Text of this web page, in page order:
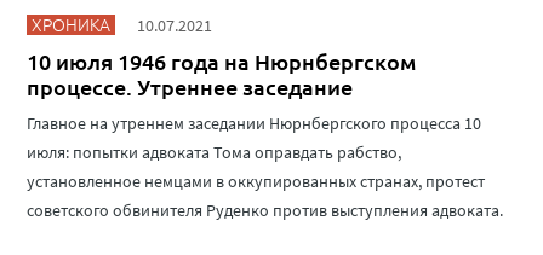
ХРОНИКА 10.07.2021
10 июля 1946 года на Нюрнбергском
процессе. Утреннее заседание
Главное на утреннем заседании Нюрнбергского процесса 10
июля: попытки адвоката Тома оправдать рабство,
установленное немцами в оккупированных странах, протест
советского обвинителя Руденко против выступления адвоката.